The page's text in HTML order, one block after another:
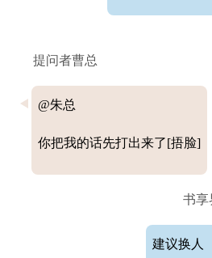
提问者曹总
@朱总
你把我的话先打出来了[捂脸]
书享
建议换人